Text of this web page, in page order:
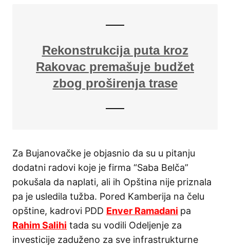
Rekonstrukcija puta kroz
Rakovac premašuje budžet
zbog proširenja trase
Za Bujanovačke je objasnio da su u pitanju
dodatni radovi koje je firma “Saba Belča”
pokušala da naplati, ali ih Opština nije priznala
pa je usledila tužba. Pored Kamberija na čelu
opštine, kadrovi PDD Enver Ramadani pa
Rahim Salihi tada su vodili Odeljenje za
investicije zaduženo za sve infrastrukturne